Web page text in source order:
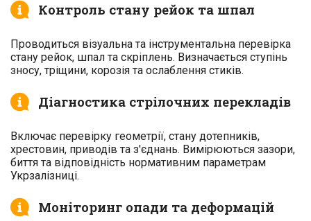
Контроль стану рейок та шпал
Проводиться візуальна та інструментальна перевірка
стану рейок, шпал та скріплень. Визначається ступінь
зносу, тріщини, корозія та ослаблення стиків.
Діагностика стрілочних перекладів
Включає перевірку геометрії, стану дотепників,
хрестовин, приводів та з'єднань. Вимірюються зазори,
биття та відповідність нормативним параметрам
Укрзалізниці.
Моніторинг опади та деформацій